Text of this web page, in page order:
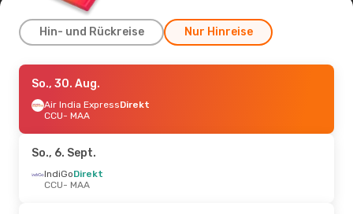
Hin- und Rückreise Nur Hinreise
Mi., 23. Sept.
IndiGoDirekt
CCU- MAA
MAA- CCU
So., 30. Aug.
Air India ExpressDirekt
CCU- MAA
So., 6. Sept.
IndiGoDirekt
CCU- MAA